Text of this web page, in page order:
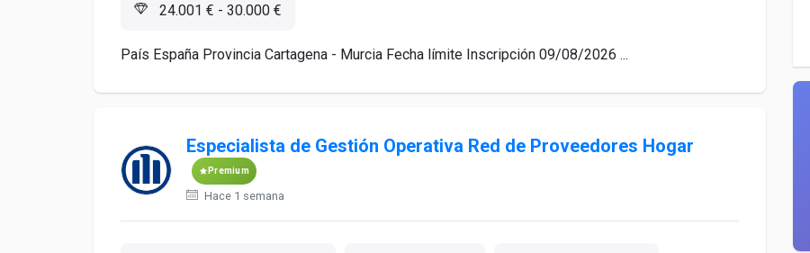
24.001 € - 30.000 €
País España Provincia Cartagena - Murcia Fecha límite Inscripción 09/08/2026 ...
Especialista de Gestión Operativa Red de Proveedores Hogar
Premium
Hace 1 semana